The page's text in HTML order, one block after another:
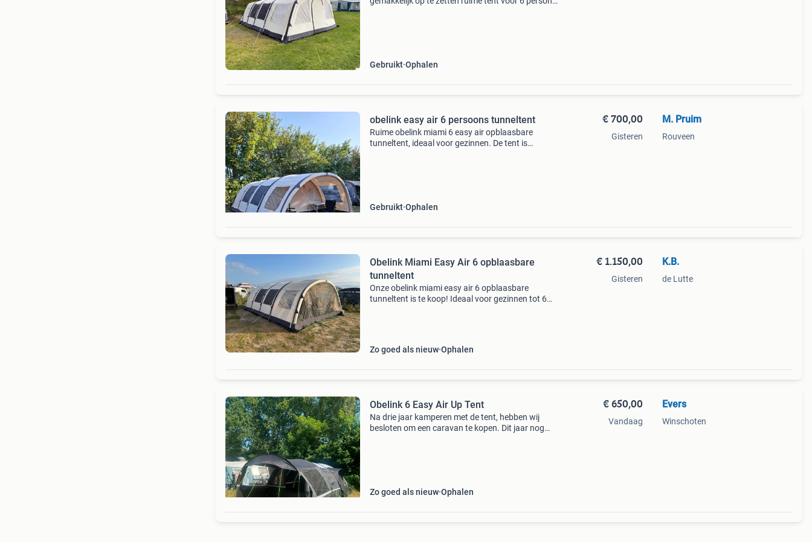
Gebruikt Ophalen
obelink easy air 6 persoons tunneltent
Ruime obelink miami 6 easy air opblaasbare
tunneltent, ideaal voor gezinnen. De tent is
Gebruikt Ophalen
€ 700,00
Gisteren
M. Pruim
Rouveen
Obelink Miami Easy Air 6 opblaasbare
tunneltent
Onze obelink miami easy air 6 opblaasbare
tunneltent is te koop! Ideaal voor gezinnen tot 6
Zo goed als nieuw Ophalen
€ 1.150,00
Gisteren
K.B.
de Lutte
Obelink 6 Easy Air Up Tent
Na drie jaar kamperen met de tent, hebben wij
besloten om een caravan te kopen. Dit jaar nog
Zo goed als nieuw Ophalen
€ 650,00
Vandaag
Evers
Winschoten